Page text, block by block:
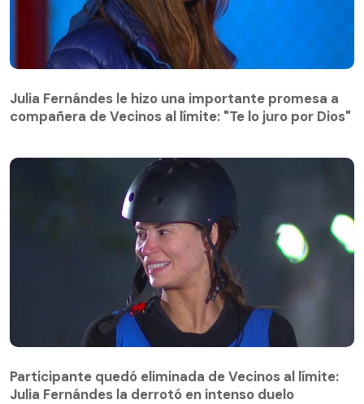
compañera de Vecinos al límite: "Te lo juro por Dios"
Julia Fernándes le hizo una importante promesa a
compañera de Vecinos al límite: "Te lo juro por Dios"
Julia Fernándes la derrotó en intenso duelo
Participante quedó eliminada de Vecinos al límite:
Julia Fernándes la derrotó en intenso duelo